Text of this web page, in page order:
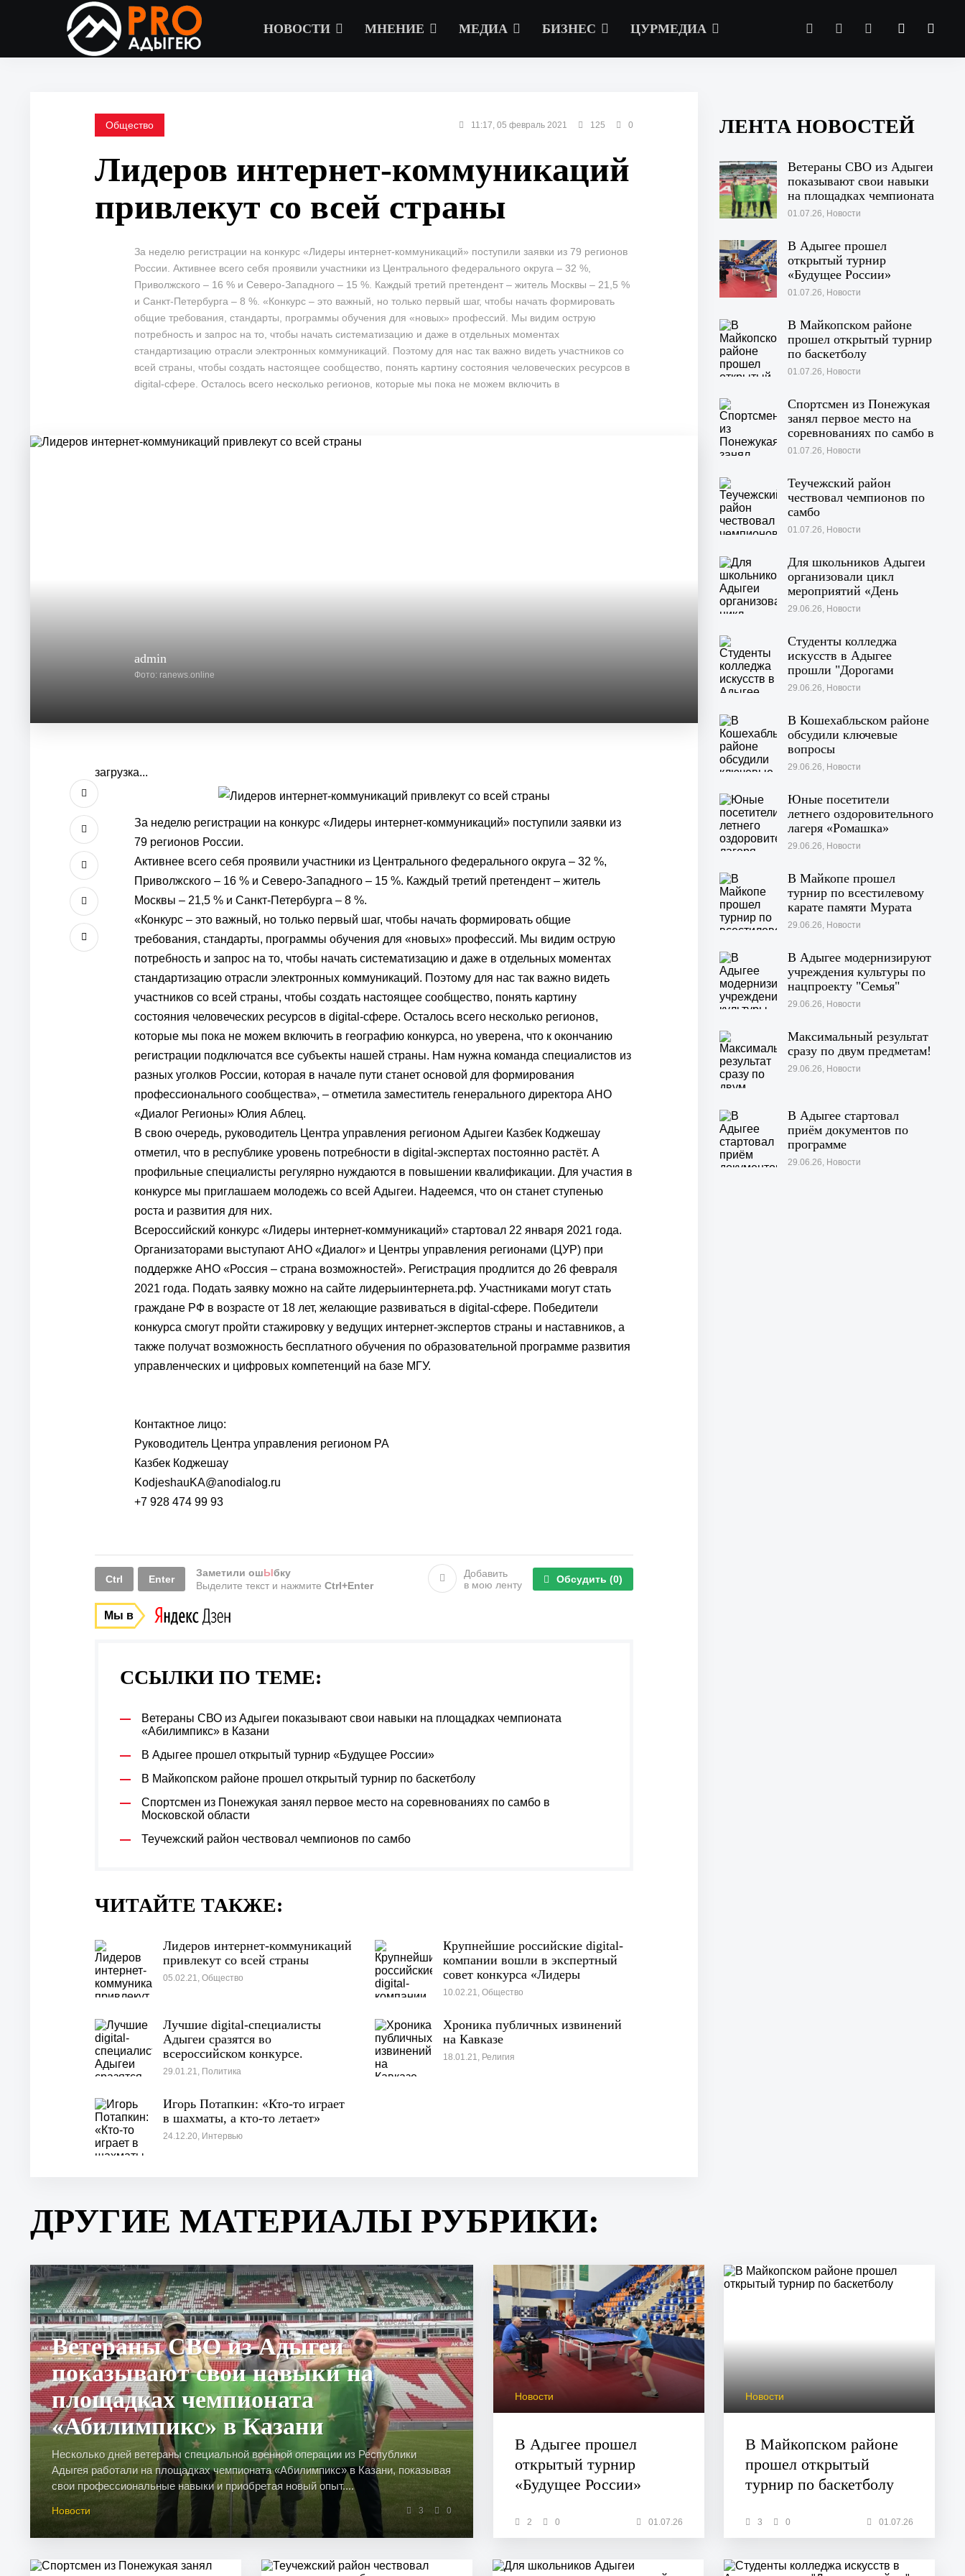
НОВОСТИ МНЕНИЕ МЕДИА БИЗНЕС ЦУРМЕДИА
Общество 11:17, 05 февраль 2021 125 0
Лидеров интернет-коммуникаций
привлекут со всей страны
За неделю регистрации на конкурс «Лидеры интернет-коммуникаций» поступили заявки из 79 регионов
России. Активнее всего себя проявили участники из Центрального федерального округа – 32 %,
Приволжского – 16 % и Северо-Западного – 15 %. Каждый третий претендент – житель Москвы – 21,5 %
и Санкт-Петербурга – 8 %. «Конкурс – это важный, но только первый шаг, чтобы начать формировать
общие требования, стандарты, программы обучения для «новых» профессий. Мы видим острую
потребность и запрос на то, чтобы начать систематизацию и даже в отдельных моментах
стандартизацию отрасли электронных коммуникаций. Поэтому для нас так важно видеть участников со
всей страны, чтобы создать настоящее сообщество, понять картину состояния человеческих ресурсов в
digital-сфере. Осталось всего несколько регионов, которые мы пока не можем включить в
admin
Фото: ranews.online
загрузка...
За неделю регистрации на конкурс «Лидеры интернет-коммуникаций» поступили заявки из
79 регионов России.
Активнее всего себя проявили участники из Центрального федерального округа – 32 %,
Приволжского – 16 % и Северо-Западного – 15 %. Каждый третий претендент – житель
Москвы – 21,5 % и Санкт-Петербурга – 8 %.
«Конкурс – это важный, но только первый шаг, чтобы начать формировать общие
требования, стандарты, программы обучения для «новых» профессий. Мы видим острую
потребность и запрос на то, чтобы начать систематизацию и даже в отдельных моментах
стандартизацию отрасли электронных коммуникаций. Поэтому для нас так важно видеть
участников со всей страны, чтобы создать настоящее сообщество, понять картину
состояния человеческих ресурсов в digital-сфере. Осталось всего несколько регионов,
которые мы пока не можем включить в географию конкурса, но уверена, что к окончанию
регистрации подключатся все субъекты нашей страны. Нам нужна команда специалистов из
разных уголков России, которая в начале пути станет основой для формирования
профессионального сообщества», – отметила заместитель генерального директора АНО
«Диалог Регионы» Юлия Аблец.
В свою очередь, руководитель Центра управления регионом Адыгеи Казбек Коджешау
отметил, что в республике уровень потребности в digital-экспертах постоянно растёт. А
профильные специалисты регулярно нуждаются в повышении квалификации. Для участия в
конкурсе мы приглашаем молодежь со всей Адыгеи. Надеемся, что он станет ступенью
роста и развития для них.
Всероссийский конкурс «Лидеры интернет-коммуникаций» стартовал 22 января 2021 года.
Организаторами выступают АНО «Диалог» и Центры управления регионами (ЦУР) при
поддержке АНО «Россия – страна возможностей». Регистрация продлится до 26 февраля
2021 года. Подать заявку можно на сайте лидерыинтернета.рф. Участниками могут стать
граждане РФ в возрасте от 18 лет, желающие развиваться в digital-сфере. Победители
конкурса смогут пройти стажировку у ведущих интернет-экспертов страны и наставников, а
также получат возможность бесплатного обучения по образовательной программе развития
управленческих и цифровых компетенций на базе МГУ.
Контактное лицо:
Руководитель Центра управления регионом РА
Казбек Коджешау
KodjeshauKA@anodialog.ru
+7 928 474 99 93
Ctrl Enter
Заметили ошЫбку
Выделите текст и нажмите Ctrl+Enter
Добавить
в мою ленту
Обсудить (0)
Мы в
ССЫЛКИ ПО ТЕМЕ:
Ветераны СВО из Адыгеи показывают свои навыки на площадках чемпионата
«Абилимпикс» в Казани
В Адыгее прошел открытый турнир «Будущее России»
В Майкопском районе прошел открытый турнир по баскетболу
Спортсмен из Понежукая занял первое место на соревнованиях по самбо в
Московской области
Теучежский район чествовал чемпионов по самбо
ЧИТАЙТЕ ТАКЖЕ:
Лидеров интернет-коммуникаций
привлекут со всей страны
05.02.21, Общество
Крупнейшие российские digital-
компании вошли в экспертный
совет конкурса «Лидеры
интернет-коммуникаций»
10.02.21, Общество
Лучшие digital-специалисты
Адыгеи сразятся во
всероссийском конкурсе.
29.01.21, Политика
Хроника публичных извинений
на Кавказе
18.01.21, Религия
Игорь Потапкин: «Кто-то играет
в шахматы, а кто-то летает»
24.12.20, Интервью
ЛЕНТА НОВОСТЕЙ
Ветераны СВО из Адыгеи
показывают свои навыки
на площадках чемпионата
«Абилимпикс» в Казани
01.07.26, Новости
В Адыгее прошел
открытый турнир
«Будущее России»
01.07.26, Новости
В Майкопском районе
прошел открытый турнир
по баскетболу
01.07.26, Новости
Спортсмен из Понежукая
занял первое место на
соревнованиях по самбо в
Московской области
01.07.26, Новости
Теучежский район
чествовал чемпионов по
самбо
01.07.26, Новости
Для школьников Адыгеи
организовали цикл
мероприятий «День
Памяти»
29.06.26, Новости
Студенты колледжа
искусств в Адыгее
прошли "Дорогами
войны"
29.06.26, Новости
В Кошехабльском районе
обсудили ключевые
вопросы
жизнедеятельности
29.06.26, Новости
Юные посетители
летнего оздоровительного
лагеря «Ромашка»
побывали на экскурсии в
29.06.26, Новости
В Майкопе прошел
турнир по всестилевому
карате памяти Мурата
Хачекожева
29.06.26, Новости
В Адыгее модернизируют
учреждения культуры по
нацпроекту "Семья"
29.06.26, Новости
Максимальный результат
сразу по двум предметам!
29.06.26, Новости
В Адыгее стартовал
приём документов по
программе
«Профессионалитет»
29.06.26, Новости
ДРУГИЕ МАТЕРИАЛЫ РУБРИКИ:
Ветераны СВО из Адыгеи
показывают свои навыки на
площадках чемпионата
«Абилимпикс» в Казани
Несколько дней ветераны специальной военной операции из Республики
Адыгея работали на площадках чемпионата «Абилимпикс» в Казани, показывая
свои профессиональные навыки и приобретая новый опыт....
Новости 3 0
Новости
В Адыгее прошел
открытый турнир
«Будущее России»
2 0 01.07.26
Новости
В Майкопском районе
прошел открытый
турнир по баскетболу
3 0 01.07.26